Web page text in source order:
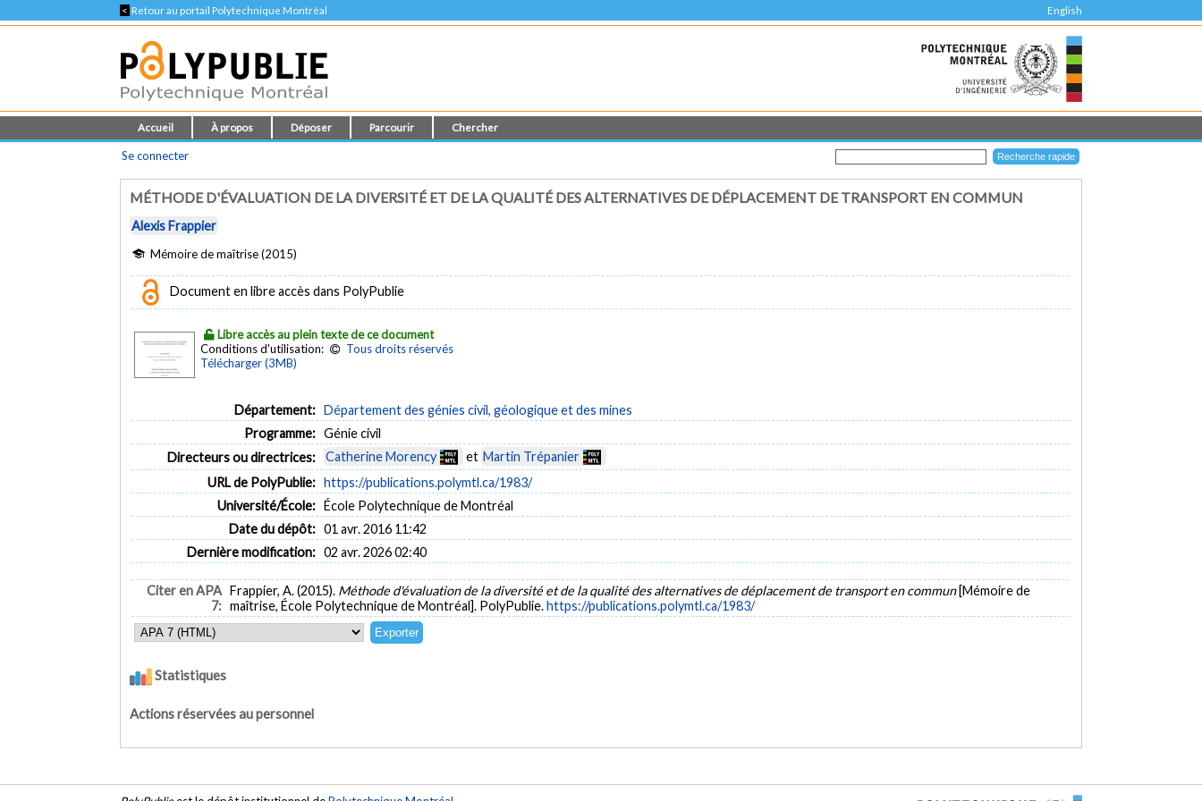
< Retour au portail Polytechnique Montréal English
Accueil À propos Déposer Parcourir Chercher
Se connecter
MÉTHODE D'ÉVALUATION DE LA DIVERSITÉ ET DE LA QUALITÉ DES ALTERNATIVES DE DÉPLACEMENT DE TRANSPORT EN COMMUN
Alexis Frappier
Mémoire de maîtrise (2015)
Document en libre accès dans PolyPublie
Libre accès au plein texte de ce document
Conditions d'utilisation:
Tous droits réservés
Télécharger (3MB)
Département: Département des génies civil, géologique et des mines
Programme: Génie civil
Directeurs ou directrices:
Catherine Morency et Martin Trépanier
URL de PolyPublie: https://publications.polymtl.ca/1983/
Université/École: École Polytechnique de Montréal
Date du dépôt: 01 avr. 2016 11:42
Dernière modification: 02 avr. 2026 02:40
Citer en APA
7:
Frappier, A. (2015). Méthode d'évaluation de la diversité et de la qualité des alternatives de déplacement de transport en commun [Mémoire de
maîtrise, École Polytechnique de Montréal]. PolyPublie.https://publications.polymtl.ca/1983/
Statistiques
Actions réservées au personnel